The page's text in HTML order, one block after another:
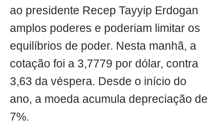
ao presidente Recep Tayyip Erdogan
amplos poderes e poderiam limitar os
equilíbrios de poder. Nesta manhã, a
cotação foi a 3,7779 por dólar, contra
3,63 da véspera. Desde o início do
ano, a moeda acumula depreciação de
7%.